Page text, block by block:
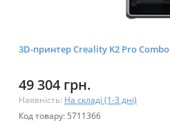
3D-принтер Creality K2 Pro Combo
49 304 грн.
Наявність: На складі (1-3 дні)
Код товару: 5711366